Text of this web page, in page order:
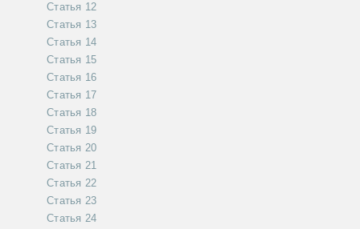
Статья 12
Статья 13
Статья 14
Статья 15
Статья 16
Статья 17
Статья 18
Статья 19
Статья 20
Статья 21
Статья 22
Статья 23
Статья 24